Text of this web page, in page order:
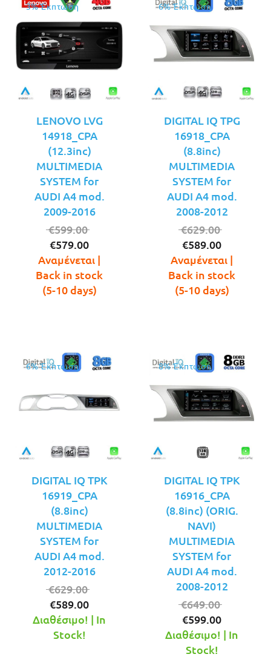
3% Έκπτωση
LENOVO LVG
14918_CPA
(12.3inc)
MULTIMEDIA
SYSTEM for
AUDI A4 mod.
2009-2016
€599.00
was:
€599.00.
€579.00
τρέχουσα
τιμή
είναι:
Αναμένεται |
Back in stock
(5-10 days)
6% Έκπτωση
DIGITAL IQ TPG
16918_CPA
(8.8inc)
MULTIMEDIA
SYSTEM for
AUDI A4 mod.
2008-2012
€629.00
was:
€629.00.
€589.00
τρέχουσα
τιμή
είναι:
Αναμένεται |
Back in stock
(5-10 days)
6% Έκπτωση
DIGITAL IQ TPK
16919_CPA
(8.8inc)
MULTIMEDIA
SYSTEM for
AUDI A4 mod.
2012-2016
€629.00
was:
€589.00
τρέχουσα
Διαθέσιμο! | In
Stock!
8% Έκπτωση
DIGITAL IQ TPK
16916_CPA
(8.8inc) (ORIG.
NAVI)
MULTIMEDIA
SYSTEM for
AUDI A4 mod.
2008-2012
€649.00
was:
€599.00
τρέχουσα
Διαθέσιμο! | In
Stock!